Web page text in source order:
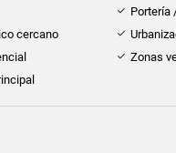
Portería
cercano
Zonas